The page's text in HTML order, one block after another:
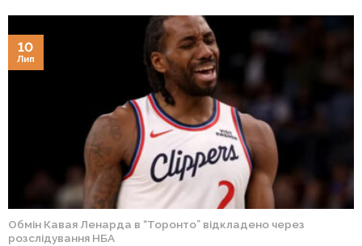
Обмін Кавая Ленарда в “Торонто” відкладено через
розслідування НБА
10
Лип